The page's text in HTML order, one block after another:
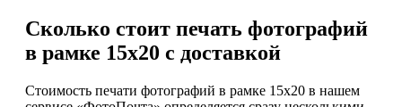
Сколько стоит печать фотографий
в рамке 15х20 с доставкой
Стоимость печати фотографий в рамке 15х20 в нашем